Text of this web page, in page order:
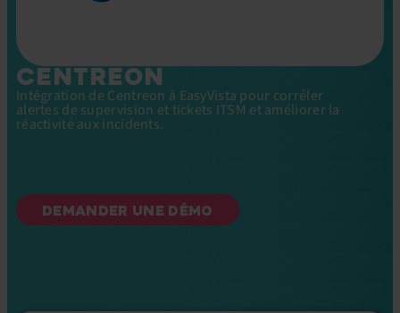
CENTREON
Intégration de Centreon à EasyVista pour corréler
alertes de supervision et tickets ITSM et améliorer la
réactivité aux incidents.
DEMANDER UNE DÉMO